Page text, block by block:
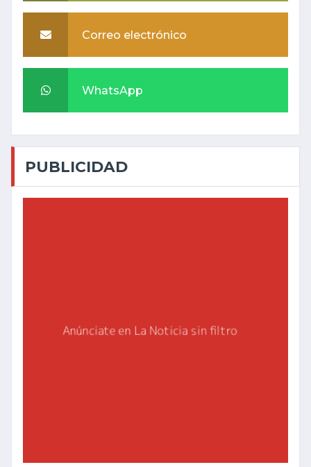
Correo electrónico
WhatsApp
PUBLICIDAD